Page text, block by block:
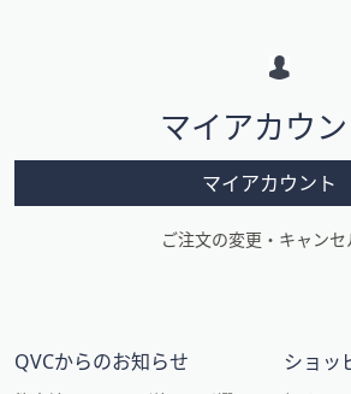
ン
マイアカウ
マイアカウント
ご注文の変更・キャンセ
QVCからのお知らせ ショッ